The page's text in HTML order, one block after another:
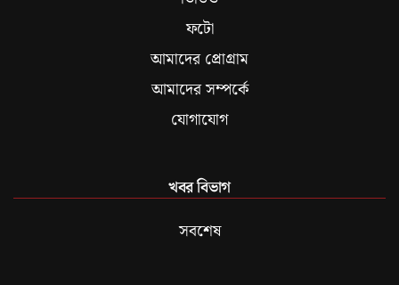
ফটো
আমাদের প্রোগ্রাম
আমাদের সম্পর্কে
যোগাযোগ
খবর বিভাগ
সবশেষ